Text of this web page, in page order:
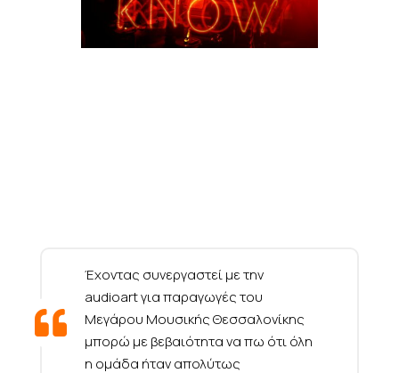
Η audioart είναι μια ομάδα με
δημιουργικό πνεύμα και φρέσκες
ιδέες. Είναι χαρά μου να
συνεργάζομαι μαζί τους γιατί ξέρω
ότι θα έχω πάντα το καλύτερο